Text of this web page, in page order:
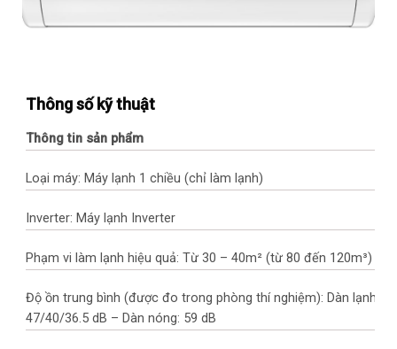
Thông số kỹ thuật
Thông tin sản phẩm
Loại máy: Máy lạnh 1 chiều (chỉ làm lạnh)
Inverter: Máy lạnh Inverter
Phạm vi làm lạnh hiệu quả: Từ 30 – 40m² (từ 80 đến 120m³)
Độ ồn trung bình (được đo trong phòng thí nghiệm): Dàn lạnh:
47/40/36.5 dB – Dàn nóng: 59 dB